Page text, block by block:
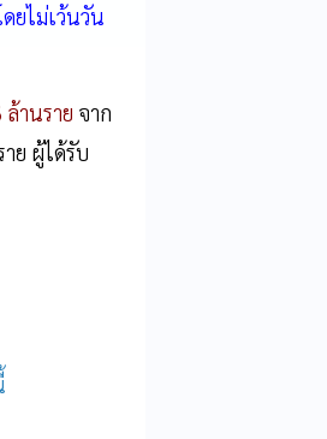
ยไม่เว้นวัน
านราย จาก
ย ผู้ได้รับ